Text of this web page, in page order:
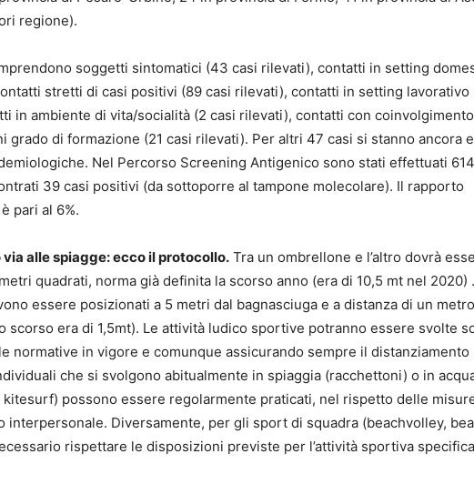
regione).
soggetti sintomatici (43 casi rilevati), contatti in setting
stretti di casi positivi (89 casi rilevati), contatti in setting lavorativo
in ambiente di vita/socialità (2 casi rilevati), contatti con
grado di formazione (21 casi rilevati). Per altri 47 casi si stanno ancora
Nel Percorso Screening Antigenico sono stati effettuati
39 casi positivi (da sottoporre al tampone molecolare). Il rapporto
pari al 6%.
via alle spiagge: ecco il protocollo. Tra un ombrellone e l’altro dovrà
quadrati, norma già definita la scorso anno (era di 10,5 mt nel 2020)
essere posizionati a 5 metri dal bagnasciuga e a distanza di un metro
scorso era di 1,5mt). Le attività ludico sportive potranno essere svolte
normative in vigore e comunque assicurando sempre il distanziamento
che si svolgono abitualmente in spiaggia (racchettoni) o in
possono essere regolarmente praticati, nel rispetto delle
interpersonale. Diversamente, per gli sport di squadra (beachvolley,
rispettare le disposizioni previste per l’attività sportiva